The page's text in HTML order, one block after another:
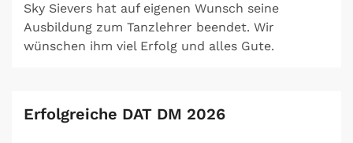
Sky Sievers hat auf eigenen Wunsch seine
Ausbildung zum Tanzlehrer beendet. Wir
wünschen ihm viel Erfolg und alles Gute.
Erfolgreiche DAT DM 2026